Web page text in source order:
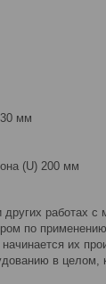
мм
(U) 200 мм
работах
по
их
в